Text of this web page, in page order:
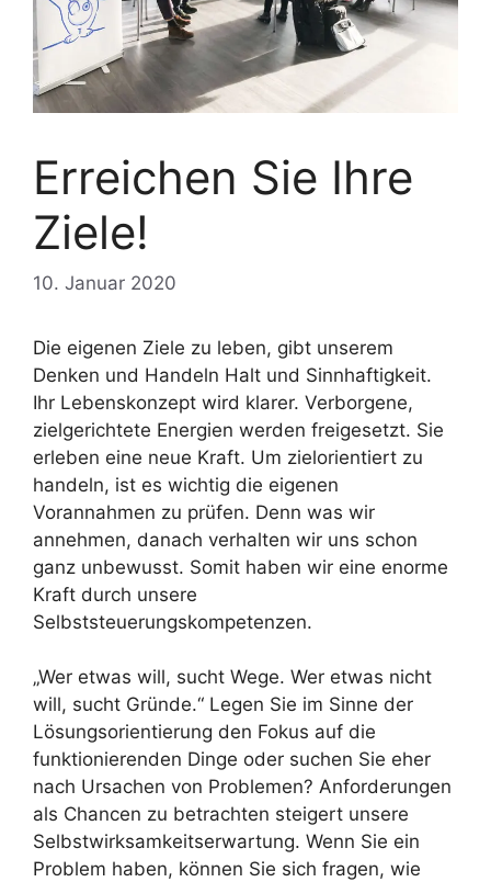
Erreichen Sie Ihre
Ziele!
10. Januar 2020
Die eigenen Ziele zu leben, gibt unserem
Denken und Handeln Halt und Sinnhaftigkeit.
Ihr Lebenskonzept wird klarer. Verborgene,
zielgerichtete Energien werden freigesetzt. Sie
erleben eine neue Kraft. Um zielorientiert zu
handeln, ist es wichtig die eigenen
Vorannahmen zu prüfen. Denn was wir
annehmen, danach verhalten wir uns schon
ganz unbewusst. Somit haben wir eine enorme
Kraft durch unsere
Selbststeuerungskompetenzen.
„Wer etwas will, sucht Wege. Wer etwas nicht
will, sucht Gründe.“ Legen Sie im Sinne der
Lösungsorientierung den Fokus auf die
funktionierenden Dinge oder suchen Sie eher
nach Ursachen von Problemen? Anforderungen
als Chancen zu betrachten steigert unsere
Selbstwirksamkeitserwartung. Wenn Sie ein
Problem haben, können Sie sich fragen, wie